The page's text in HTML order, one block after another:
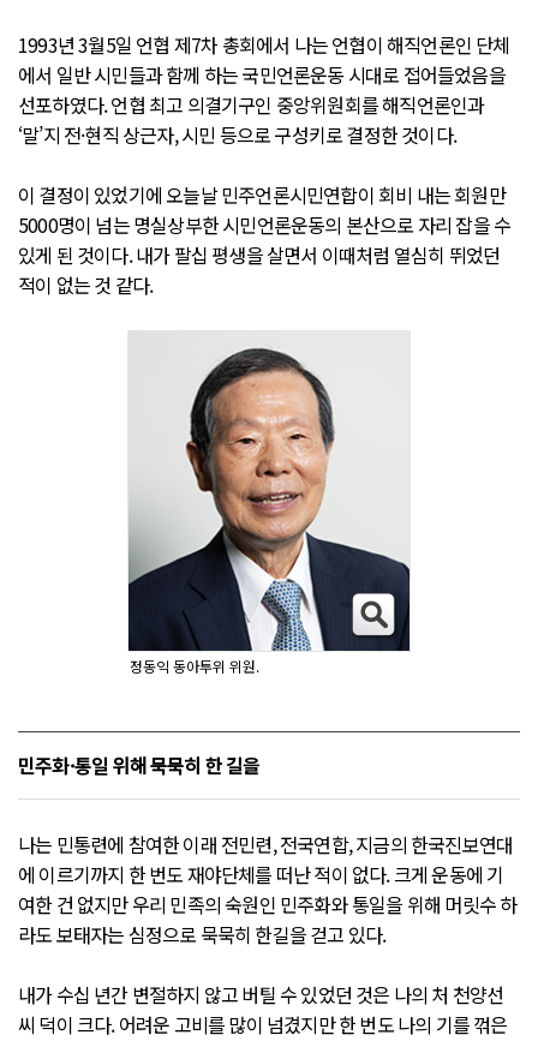
1993년 3월5일 언협 제7차 총회에서 나는 언협이 해직언론인 단체
에서 일반 시민들과 함께 하는 국민언론운동 시대로 접어들었음을
선포하였다. 언협 최고 의결기구인 중앙위원회를 해직언론인과
‘말’지 전·현직 상근자, 시민 등으로 구성키로 결정한 것이다.
이 결정이 있었기에 오늘날 민주언론시민연합이 회비 내는 회원만
5000명이 넘는 명실상부한 시민언론운동의 본산으로 자리 잡을 수
있게 된 것이다. 내가 팔십 평생을 살면서 이때처럼 열심히 뛰었던
적이 없는 것 같다.
정동익 동아투위 위원.
민주화·통일 위해 묵묵히 한 길을
나는 민통련에 참여한 이래 전민련, 전국연합, 지금의 한국진보연대
에 이르기까지 한 번도 재야단체를 떠난 적이 없다. 크게 운동에 기
여한 건 없지만 우리 민족의 숙원인 민주화와 통일을 위해 머릿수 하
라도 보태자는 심정으로 묵묵히 한길을 걷고 있다.
내가 수십 년간 변절하지 않고 버틸 수 있었던 것은 나의 처 천양선
씨 덕이 크다. 어려운 고비를 많이 넘겼지만 한 번도 나의 기를 꺾은